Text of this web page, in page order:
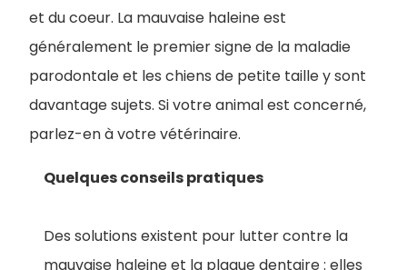
et du coeur. La mauvaise haleine est
généralement le premier signe de la maladie
parodontale et les chiens de petite taille y sont
davantage sujets. Si votre animal est concerné,
parlez-en à votre vétérinaire.
Quelques conseils pratiques
Des solutions existent pour lutter contre la
mauvaise haleine et la plaque dentaire : elles